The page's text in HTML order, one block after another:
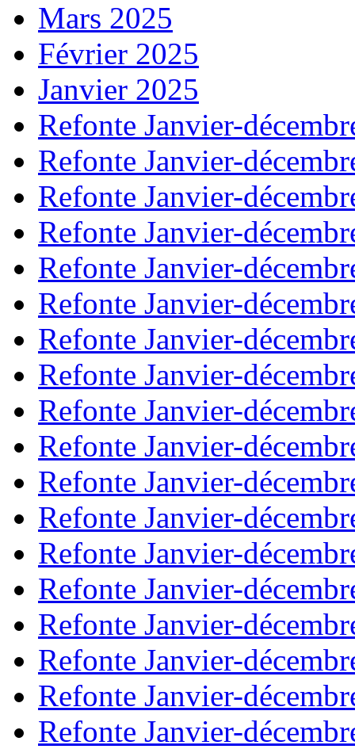
Mars 2025
Février 2025
Janvier 2025
Refonte Janvier-
Refonte Janvier-
Refonte Janvier-
Refonte Janvier-
Refonte Janvier-
Refonte Janvier-
Refonte Janvier-
Refonte Janvier-
Refonte Janvier-
Refonte Janvier-
Refonte Janvier-
Refonte Janvier-
Refonte Janvier-
Refonte Janvier-
Refonte Janvier-
Refonte Janvier-
Refonte Janvier-
Refonte Janvier-